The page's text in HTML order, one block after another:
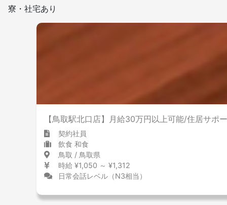
寮・社宅あり
【鳥取駅北口店】月給30万円以上可能/住居サポ
契約社員
飲食 和食
鳥取 / 鳥取県
時給 ¥1,050 ～ ¥1,312
日常会話レベル（N3相当）